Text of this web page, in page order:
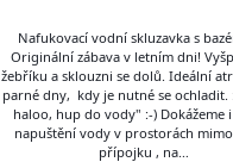
Nafukovací vodní skluzavka s
Originální zábava v letním dni!
žebříku a sklouzni se dolů. Ideální
parné dny, kdy je nutné se ochladit.
haloo, hup do vody" :-) Dokážeme
napuštění vody v prostorách
přípojku , na…